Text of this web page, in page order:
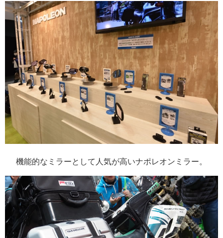
機能的なミラーとして人気が高いナポレオンミラー。